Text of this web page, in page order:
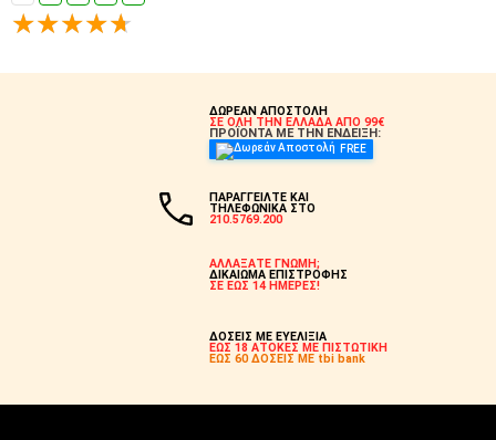
ΔΩΡΕΑΝ ΑΠΟΣΤΟΛΗ
ΣΕ ΟΛΗ ΤΗΝ ΕΛΛΑΔΑ ΑΠΟ 99€
ΠΡΟΪΟΝΤΑ ΜΕ ΤΗΝ ΕΝΔΕΙΞΗ:
FREE
ΠΑΡΑΓΓΕΙΛΤΕ ΚΑΙ
ΤΗΛΕΦΩΝΙΚΑ ΣΤΟ
210.5769.200
ΑΛΛΑΞΑΤΕ ΓΝΩΜΗ;
ΔΙΚΑΙΩΜΑ ΕΠΙΣΤΡΟΦΗΣ
ΣΕ ΕΩΣ 14 ΗΜΕΡΕΣ!
ΔΟΣΕΙΣ ΜΕ ΕΥΕΛΙΞΙΑ
ΕΩΣ 18 ΑΤΟΚΕΣ ΜΕ ΠΙΣΤΩΤΙΚΗ
ΕΩΣ 60 ΔΟΣΕΙΣ ΜΕ tbi bank